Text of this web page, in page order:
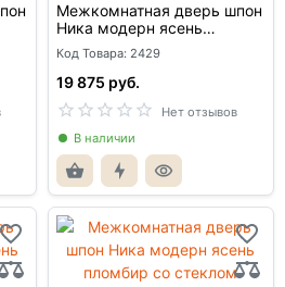
Межкомнатная дверь шпон
Ника модерн ясень
авангард со стеклом
Код Товара: 2429
19 875 руб.
Нет отзывов
В наличии